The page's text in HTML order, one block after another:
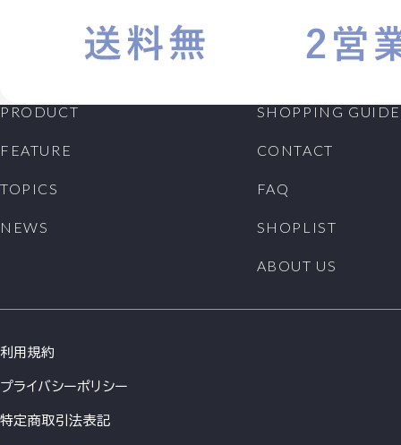
PRODUCT
FEATURE
TOPICS
NEWS
SHOPPING GUIDE
CONTACT
FAQ
SHOPLIST
ABOUT US
利用規約
プライバシーポリシー
特定商取引法表記